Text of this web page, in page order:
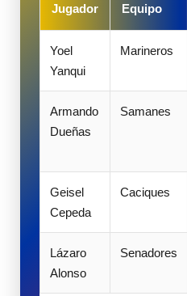
Jugador Equipo
Yoel
Yanqui
Marineros
Armando
Dueñas
Samanes
Geisel
Cepeda
Caciques
Lázaro
Alonso
Senadores